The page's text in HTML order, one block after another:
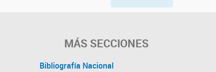
MÁS SECCIONES
Bibliografía Nacional